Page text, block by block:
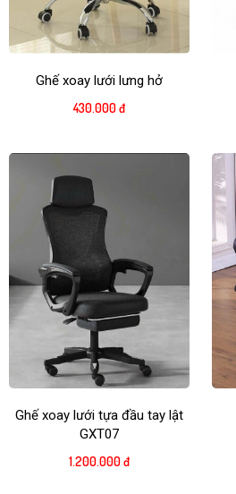
Ghế xoay lưới lưng hở
430.000 đ
Ghế xoay lưới tựa đầu tay lật
GXT07
1.200.000 đ